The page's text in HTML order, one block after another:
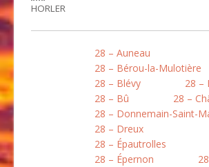
HORLER
28 – Auneau
28 – Bérou-la-Mulotière
28 – Blévy
28 –
28 – Bû
28 –
28 – Donnemain-Saint-
28 – Dreux
28 – Épautrolles
28 – Épernon